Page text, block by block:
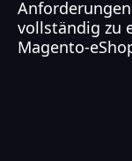
vollständig zu
Magento-